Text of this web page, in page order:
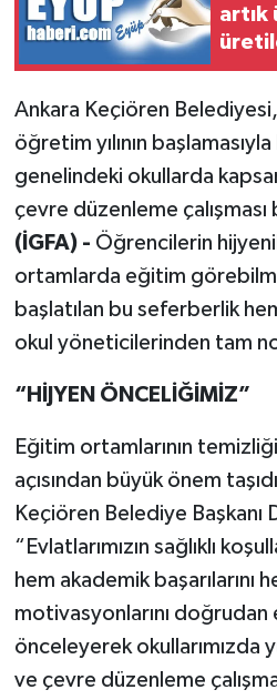
artık
Ankara Keçiören
öğretim yılının
genelindeki okullarda
çevre düzenleme çalışması
(İGFA) - Öğrencilerin
ortamlarda eğitim
başlatılan bu seferberlik
okul yöneticilerinden tam
“HİJYEN ÖNCELİĞİMİZ”
Eğitim ortamlarının
açısından büyük önem
Keçiören Belediye Başkanı
“Evlatlarımızın sağlıklı
hem akademik başarılarını
motivasyonlarını
önceleyerek
ve çevre düzenleme